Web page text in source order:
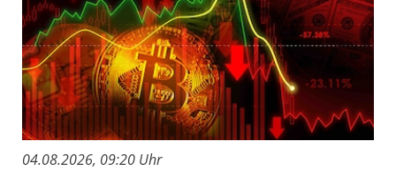
04.08.2026, 09:20 Uhr